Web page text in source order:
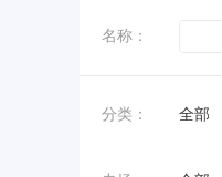
名称：
分类： 全部